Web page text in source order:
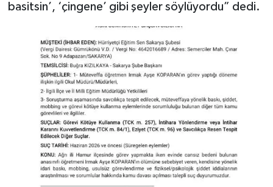
basitsin’, ‘çingene’ gibi şeyler söylüyordu” dedi.